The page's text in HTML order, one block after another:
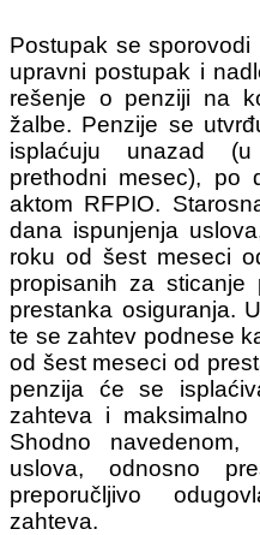
Postupak se
upravni postupak i
rešenje o penziji na
žalbe. Penzije se
isplaćuju unazad
prethodni mesec), po
aktom RFPIO.
dana ispunjenja
roku od šest meseci
propisanih za
prestanka osiguranja.
te se zahtev podnese
od šest meseci od
penzija će se
zahteva i
Shodno
uslova, odnosno
preporučljivo
zahteva.